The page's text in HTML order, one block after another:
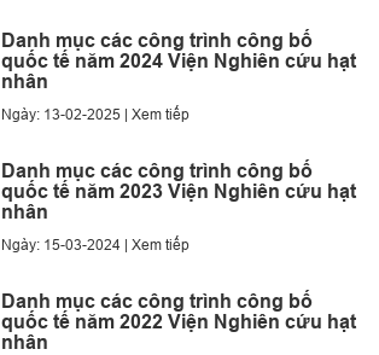
Danh mục các công trình công bố
quốc tế năm 2024 Viện Nghiên cứu hạt
nhân
Ngày: 13-02-2025 | Xem tiếp
Danh mục các công trình công bố
quốc tế năm 2023 Viện Nghiên cứu hạt
nhân
Ngày: 15-03-2024 | Xem tiếp
Danh mục các công trình công bố
quốc tế năm 2022 Viện Nghiên cứu hạt
nhân